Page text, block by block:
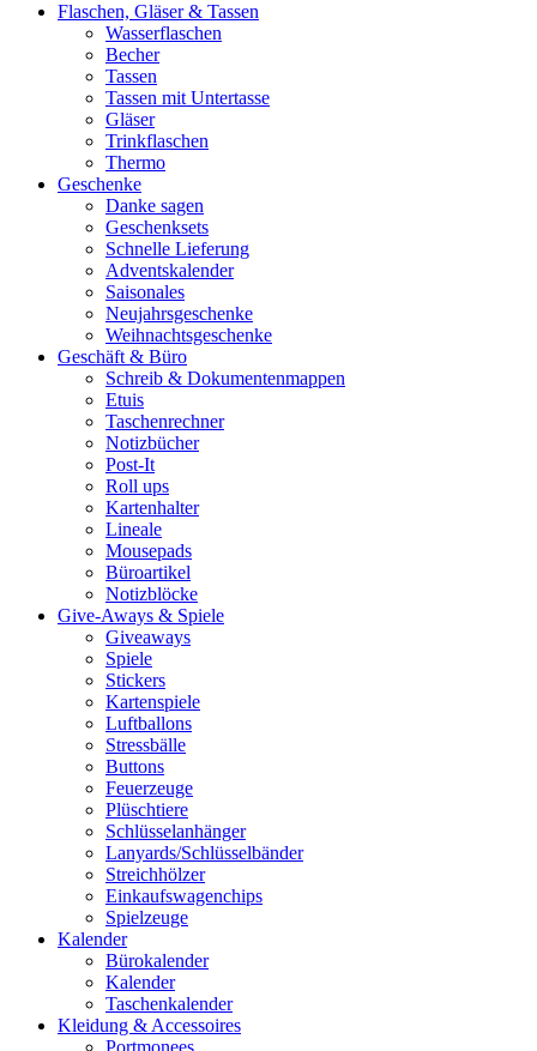
Flaschen, Gläser & Tassen
Wasserflaschen
Becher
Tassen
Tassen mit Untertasse
Gläser
Trinkflaschen
Thermo
Geschenke
Danke sagen
Geschenksets
Schnelle Lieferung
Adventskalender
Saisonales
Neujahrsgeschenke
Weihnachtsgeschenke
Geschäft & Büro
Schreib & Dokumentenmappen
Etuis
Taschenrechner
Notizbücher
Post-It
Roll ups
Kartenhalter
Lineale
Mousepads
Büroartikel
Notizblöcke
Give-Aways & Spiele
Giveaways
Spiele
Stickers
Kartenspiele
Luftballons
Stressbälle
Buttons
Feuerzeuge
Plüschtiere
Schlüsselanhänger
Lanyards/Schlüsselbänder
Streichhölzer
Einkaufswagenchips
Spielzeuge
Kalender
Bürokalender
Kalender
Taschenkalender
Kleidung & Accessoires